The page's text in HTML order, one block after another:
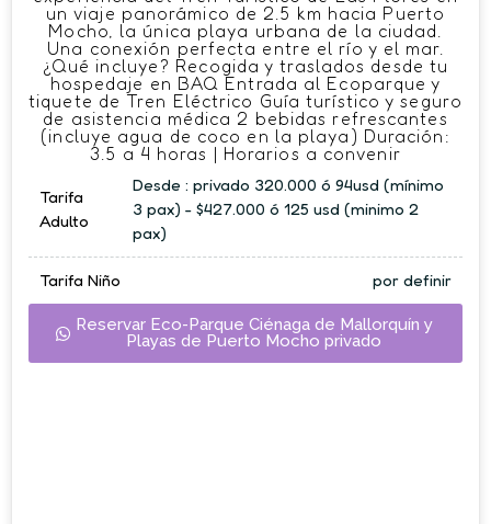
un viaje panorámico de 2.5 km hacia Puerto
Mocho, la única playa urbana de la ciudad.
Una conexión perfecta entre el río y el mar.
¿Qué incluye? Recogida y traslados desde tu
hospedaje en BAQ Entrada al Ecoparque y
tiquete de Tren Eléctrico Guía turístico y seguro
de asistencia médica 2 bebidas refrescantes
(incluye agua de coco en la playa) Duración:
3.5 a 4 horas | Horarios a convenir
Tarifa
Adulto
Desde : privado 320.000 ó 94usd (mínimo
3 pax) - $427.000 ó 125 usd (minimo 2
pax)
Tarifa Niño por definir
Reservar Eco-Parque Ciénaga de Mallorquín y
Playas de Puerto Mocho privado